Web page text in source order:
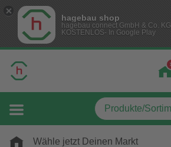
hagebau shop
hagebau connect GmbH & Co. KG
KOSTENLOS- In Google Play
Wähle jetzt Deinen Markt